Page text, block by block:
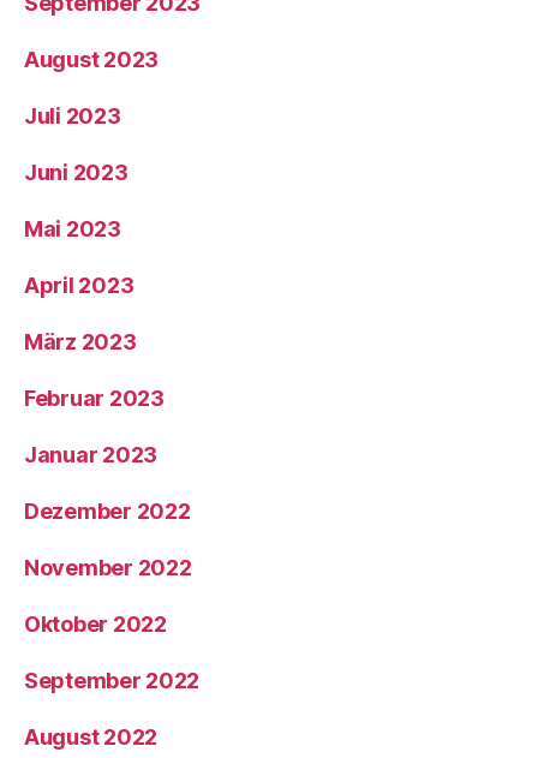
August 2023
Juli 2023
Juni 2023
Mai 2023
April 2023
März 2023
Februar 2023
Januar 2023
Dezember 2022
November 2022
Oktober 2022
September 2022
August 2022